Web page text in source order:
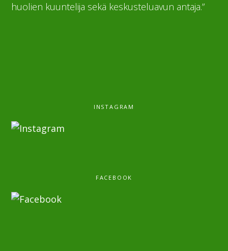
huolien kuuntelija sekä keskusteluavun antaja.”
INSTAGRAM
FACEBOOK